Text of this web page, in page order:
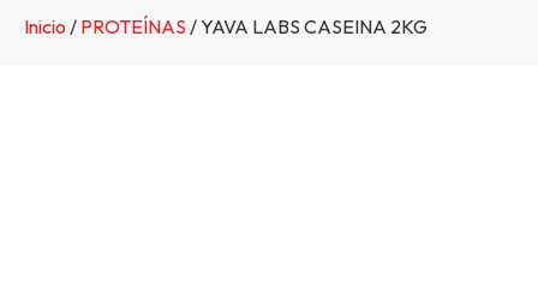
Inicio / PROTEÍNAS / YAVA LABS CASEINA 2KG